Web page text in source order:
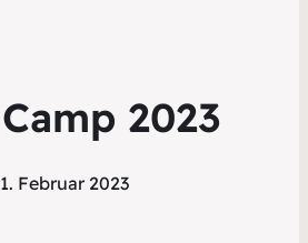
2023
Februar 2023